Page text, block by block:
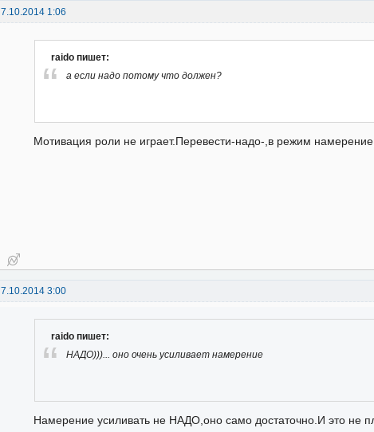
7.10.2014 1:06
raido пишет:
а если надо потому что должен?
Мотивация роли не играет.Перевести-надо-,в режим
7.10.2014 3:00
raido пишет:
НАДО)))... оно очень усиливает намерение
Намерение усиливать не НАДО,оно само достаточно.И это не